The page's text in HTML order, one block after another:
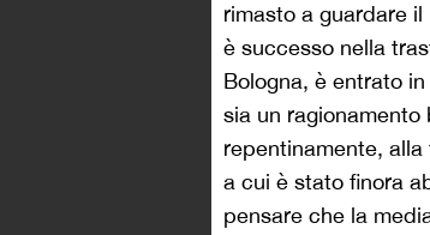
rimasto a guardare
è successo nella
Bologna, è entrato
sia un
repentinamente,
a cui è stato finora
pensare che la